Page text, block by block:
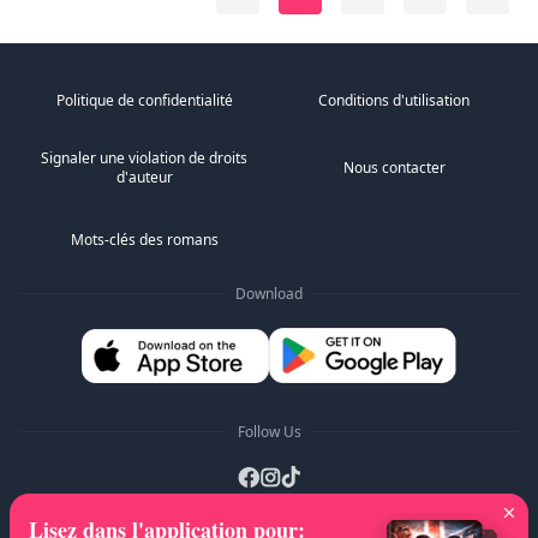
Politique de confidentialité Conditions d'utilisation
Signaler une violation de droits
d'auteur
Nous contacter
Mots-clés des romans
Download
Follow Us
Lisez dans l'application pour: